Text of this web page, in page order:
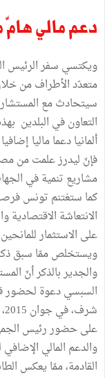
دعم مالي هامّ
ويكتسي سفر الرئيس
متعدّد الأطراف من
سيتحادث مع
التعاون في البلدين
ألمانيا دعما ماليا
فإنّ ليدرز علمت من
مشاريع تنمية في
كما ستغتنم تونس
الانتعاشة الاقتصادية
على الاستثمار
ويستخلص ممّا سبق
والجدير بالذكر أنّ
السبسي دعوة لحضور
على حضور رئيس
والدعم المالي
القادمة، ممّا يعكس